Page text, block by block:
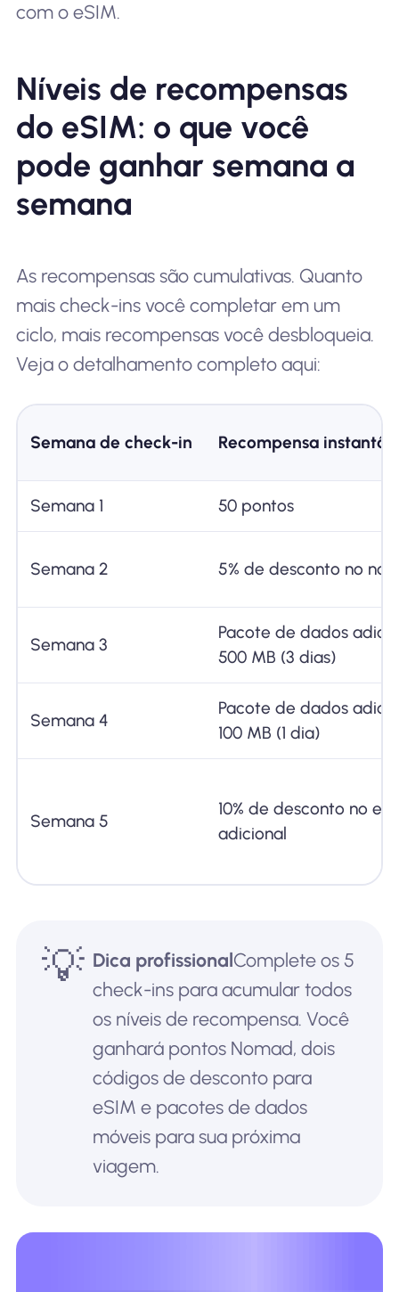
com o eSIM.
Níveis de recompensas
do eSIM: o que você
pode ganhar semana a
semana
As recompensas são cumulativas. Quanto
mais check-ins você completar em um
ciclo, mais recompensas você desbloqueia.
Veja o detalhamento completo aqui:
Semana de check-in Recompensa
Semana 1 50 pontos
Semana 2 5% de desconto no
Semana 3
Pacote de dados
500 MB (3 dias)
Semana 4
Pacote de dados
100 MB (1 dia)
Semana 5
10% de desconto no
adicional
💡 Dica profissionalComplete os 5
check-ins para acumular todos
os níveis de recompensa. Você
ganhará pontos Nomad, dois
códigos de desconto para
eSIM e pacotes de dados
móveis para sua próxima
viagem.